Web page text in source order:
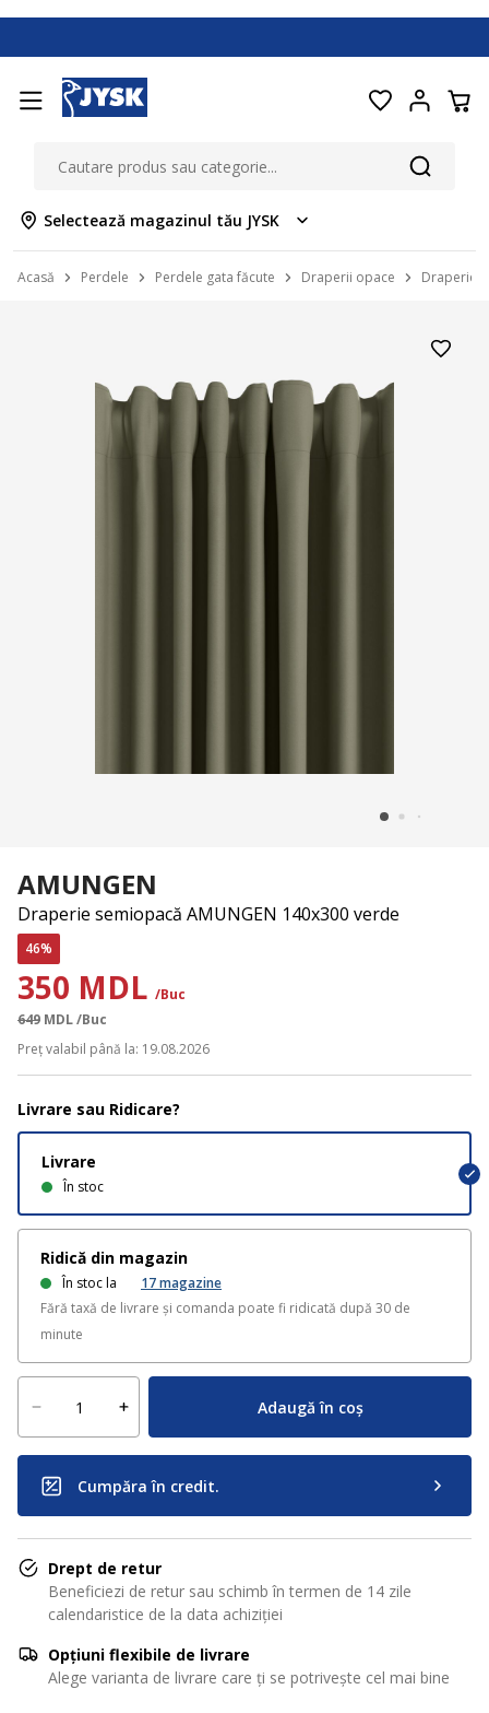
Selectează magazinul tău JYSK
Acasă Perdele Perdele gata făcute Draperii opace Draperie
AMUNGEN
Draperie semiopacă AMUNGEN 140x300 verde
46%
350 MDL /Buc
649 MDL/Buc
Preț valabil până la: 19.08.2026
Livrare sau Ridicare?
Livrare
În stoc
Ridică din magazin
În stoc la 17magazine
Fără taxă de livrare și comanda poate fi ridicată după 30 de
minute
Adaugă în coș
Cumpăra în credit.
Drept de retur
Beneficiezi de retur sau schimb în termen de 14 zile
calendaristice de la data achiziției
Opțiuni flexibile de livrare
Alege varianta de livrare care ți se potrivește cel mai bine